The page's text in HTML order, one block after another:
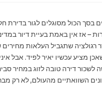
בסך הכול מסוגלים לגור בדירת
– אז אין באמת בעיית דיור
רגולציה שתגביל העלאות מחירים
מציע עכשיו יאיר לפיד. אבל
לשכור דירה טובה לזוג במחיר
השוואתיים מהעולם, לא רק